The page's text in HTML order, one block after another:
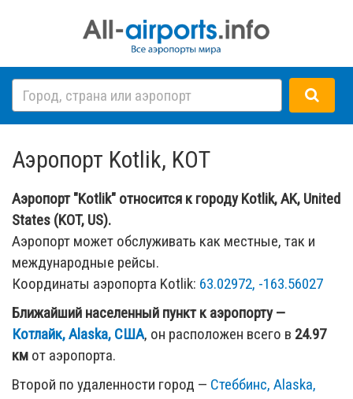
Аэропорт Kotlik, KOT
Аэропорт "Kotlik" относится к городу Kotlik, AK, United
States (KOT, US).
Аэропорт может обслуживать как местные, так и
международные рейсы.
Координаты аэропорта Kotlik: 63.02972, -163.56027
Ближайший населенный пункт к аэропорту —
Котлайк, Alaska, США, он расположен всего в 24.97
км от аэропорта.
Второй по удаленности город — Стеббинс, Alaska,